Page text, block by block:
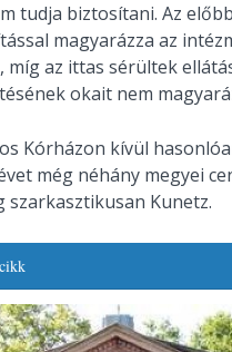
tudja biztosítani. Az
magyarázza az
míg az ittas sérültek
okait nem
Kórházon kívül
még néhány megyei
szarkasztikusan Kunetz.